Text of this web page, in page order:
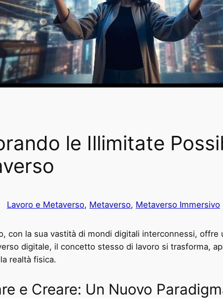
le Illimitate
Lavoro e Metaverso, Metaverso, Metaverso Immersivo
con la sua vastità di mondi digitali interconnessi,
digitale, il concetto stesso di lavoro si trasforma,
realtà fisica.
e Creare: Un Nuovo